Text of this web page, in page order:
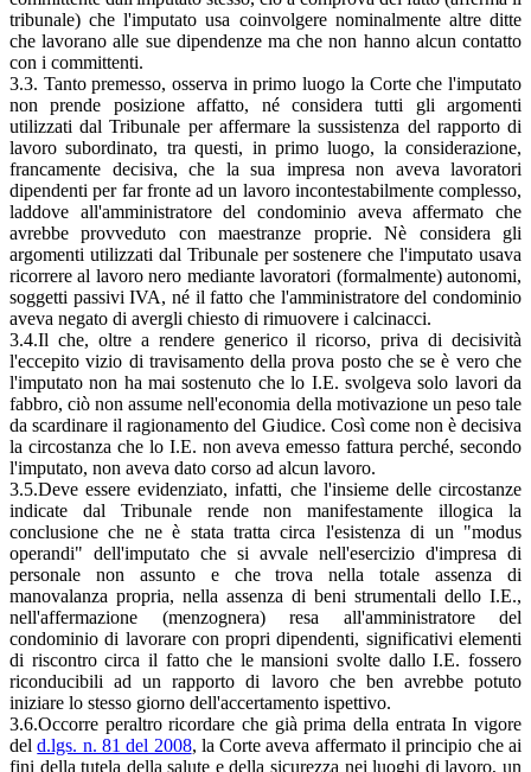
tribunale) che l'imputato usa coinvolgere nominalmente altre ditte
che lavorano alle sue dipendenze ma che non hanno alcun contatto
con i committenti.
3.3. Tanto premesso, osserva in primo luogo la Corte che l'imputato
non prende posizione affatto, né considera tutti gli argomenti
utilizzati dal Tribunale per affermare la sussistenza del rapporto di
lavoro subordinato, tra questi, in primo luogo, la considerazione,
francamente decisiva, che la sua impresa non aveva lavoratori
dipendenti per far fronte ad un lavoro incontestabilmente complesso,
laddove all'amministratore del condominio aveva affermato che
avrebbe provveduto con maestranze proprie. Nè considera gli
argomenti utilizzati dal Tribunale per sostenere che l'imputato usava
ricorrere al lavoro nero mediante lavoratori (formalmente) autonomi,
soggetti passivi IVA, né il fatto che l'amministratore del condominio
aveva negato di avergli chiesto di rimuovere i calcinacci.
3.4.Il che, oltre a rendere generico il ricorso, priva di decisività
l'eccepito vizio di travisamento della prova posto che se è vero che
l'imputato non ha mai sostenuto che lo I.E. svolgeva solo lavori da
fabbro, ciò non assume nell'economia della motivazione un peso tale
da scardinare il ragionamento del Giudice. Così come non è decisiva
la circostanza che lo I.E. non aveva emesso fattura perché, secondo
l'imputato, non aveva dato corso ad alcun lavoro.
3.5.Deve essere evidenziato, infatti, che l'insieme delle circostanze
indicate dal Tribunale rende non manifestamente illogica la
conclusione che ne è stata tratta circa l'esistenza di un "modus
operandi" dell'imputato che si avvale nell'esercizio d'impresa di
personale non assunto e che trova nella totale assenza di
manovalanza propria, nella assenza di beni strumentali dello I.E.,
nell'affermazione (menzognera) resa all'amministratore del
condominio di lavorare con propri dipendenti, significativi elementi
di riscontro circa il fatto che le mansioni svolte dallo I.E. fossero
riconducibili ad un rapporto di lavoro che ben avrebbe potuto
iniziare lo stesso giorno dell'accertamento ispettivo.
3.6.Occorre peraltro ricordare che già prima della entrata In vigore
deld.lgs. n. 81 del 2008, la Corte aveva affermato il principio che ai
fini della tutela della salute e della sicurezza nei luoghi di lavoro, un